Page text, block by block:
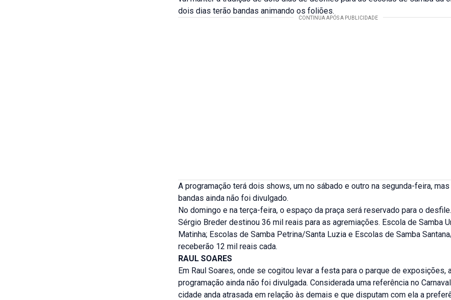
dois dias terão bandas animando os foliões.
A programação terá dois shows, um no sábado e outro na segunda-feira,
bandas ainda não foi divulgado.
No domingo e na terça-feira, o espaço da praça será reservado para o
Sérgio Breder destinou 36 mil reais para as agremiações. Escola de Samba
Matinha; Escolas de Samba Petrina/Santa Luzia e Escolas de Samba
receberão 12 mil reais cada.
RAUL SOARES
Em Raul Soares, onde se cogitou levar a festa para o parque de exposições,
programação ainda não foi divulgada. Considerada uma referência no
cidade anda atrasada em relação às demais e que disputam com ela a